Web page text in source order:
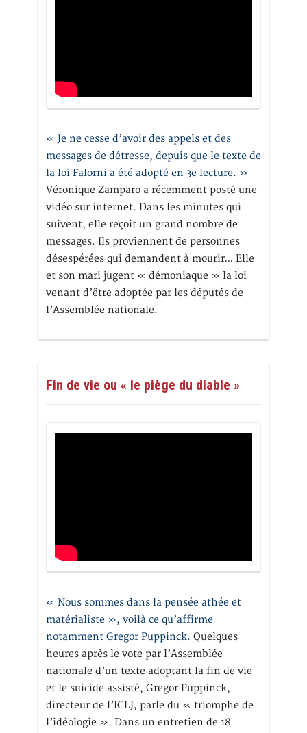
« Je ne cesse d’avoir des appels et des
messages de détresse, depuis que le texte de
la loi Falorni a été adopté en 3e lecture. »
Véronique Zamparo a récemment posté une
vidéo sur internet. Dans les minutes qui
suivent, elle reçoit un grand nombre de
messages. Ils proviennent de personnes
désespérées qui demandent à mourir… Elle
et son mari jugent « démoniaque » la loi
venant d’être adoptée par les députés de
l’Assemblée nationale.
Fin de vie ou « le piège du diable »
« Nous sommes dans la pensée athée et
matérialiste », voilà ce qu’affirme
notamment Gregor Puppinck. Quelques
heures après le vote par l’Assemblée
nationale d’un texte adoptant la fin de vie
et le suicide assisté, Gregor Puppinck,
directeur de l’ICLJ, parle du « triomphe de
l’idéologie ». Dans un entretien de 18